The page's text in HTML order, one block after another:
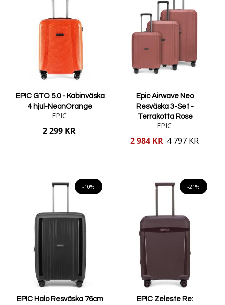
EPIC GTO 5.0 - Kabinväska
4 hjul-NeonOrange
EPIC
2 299 KR
Epic Airwave Neo
Resväska 3-Set -
Terrakotta Rose
EPIC
Reducerat
2 984 KR 4 797 KR
-10%
EPIC Halo Resväska 76cm
-21%
EPIC Zeleste Re: